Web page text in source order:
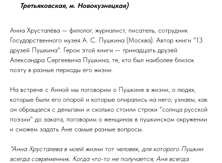
Третьяковская, м. Новокузнецкая)
Анна Хрусталёва — филолог, журналист, писатель, сотрудник
Государственного музея А. С. Пушкина (Москва). Автор книги "13
друзей Пушкина". Герои этой книги — тринадцать друзей
Александра Сергеевича Пушкина, те, кто был наиболее близок
поэту в разные периоды его жизни.
На встрече с Анной мы поговорим о Пушкине в жизни, о людях,
которые были его опорой и которые опирались на него; узнаем, как
он обращался с деньгами и сколько стоили строки "солнца русской
поэзии" до заката, поговорим о женщинах в пушкинском окружении
и сможем задать Ане самые разные вопросы.
"Анна Хрусталева в моей жизни тот человек, для которого Пушкин
всегда современник. Когда что-то не получается, Аня всегда